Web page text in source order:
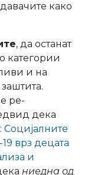
како
, да останат
категории
и на
ре-
дека
Социјалните
врз децата
и
ниедна од